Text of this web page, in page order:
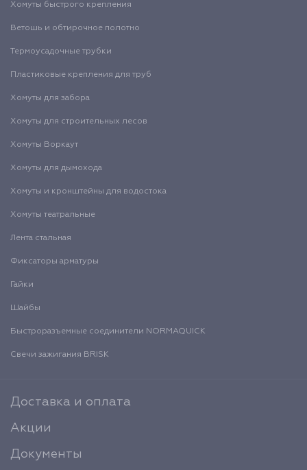
Хомуты быстрого крепления
Ветошь и обтирочное полотно
Термоусадочные трубки
Пластиковые крепления для труб
Хомуты для забора
Хомуты для строительных лесов
Хомуты Воркаут
Хомуты для дымохода
Хомуты и кронштейны для водостока
Хомуты театральные
Лента стальная
Фиксаторы арматуры
Гайки
Шайбы
Быстроразъемные соединители NORMAQUICK
Свечи зажигания BRISK
Доставка и оплата
Акции
Документы